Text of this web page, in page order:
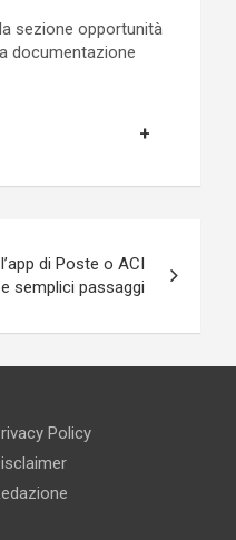
sezione opportunità
documentazione
di Poste o ACI
semplici passaggi
Policy